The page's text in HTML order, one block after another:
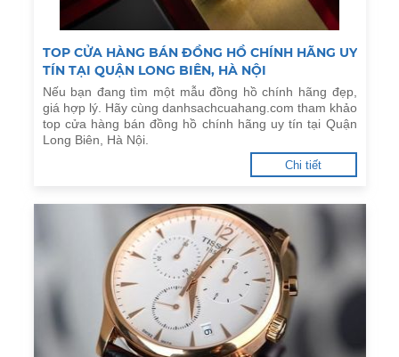
TOP CỬA HÀNG BÁN ĐỒNG HỒ CHÍNH HÃNG UY
TÍN TẠI QUẬN LONG BIÊN, HÀ NỘI
Nếu bạn đang tìm một mẫu đồng hồ chính hãng đẹp,
giá hợp lý. Hãy cùng danhsachcuahang.com tham khảo
top cửa hàng bán đồng hồ chính hãng uy tín tại Quận
Long Biên, Hà Nội.
Chi tiết